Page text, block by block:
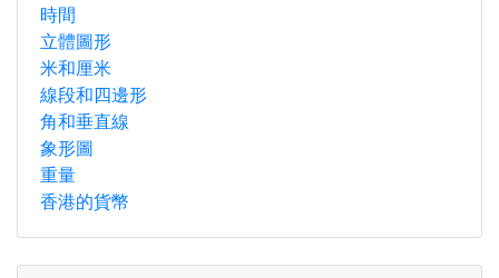
時間
立體圖形
米和厘米
線段和四邊形
角和垂直線
象形圖
重量
香港的貨幣